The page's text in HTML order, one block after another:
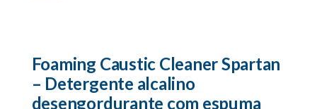
Foaming Caustic Cleaner Spartan
– Detergente alcalino
desengordurante com espuma